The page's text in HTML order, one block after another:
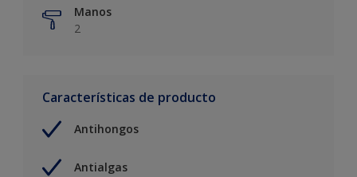
Manos
2
Características de producto
Antihongos
Antialgas